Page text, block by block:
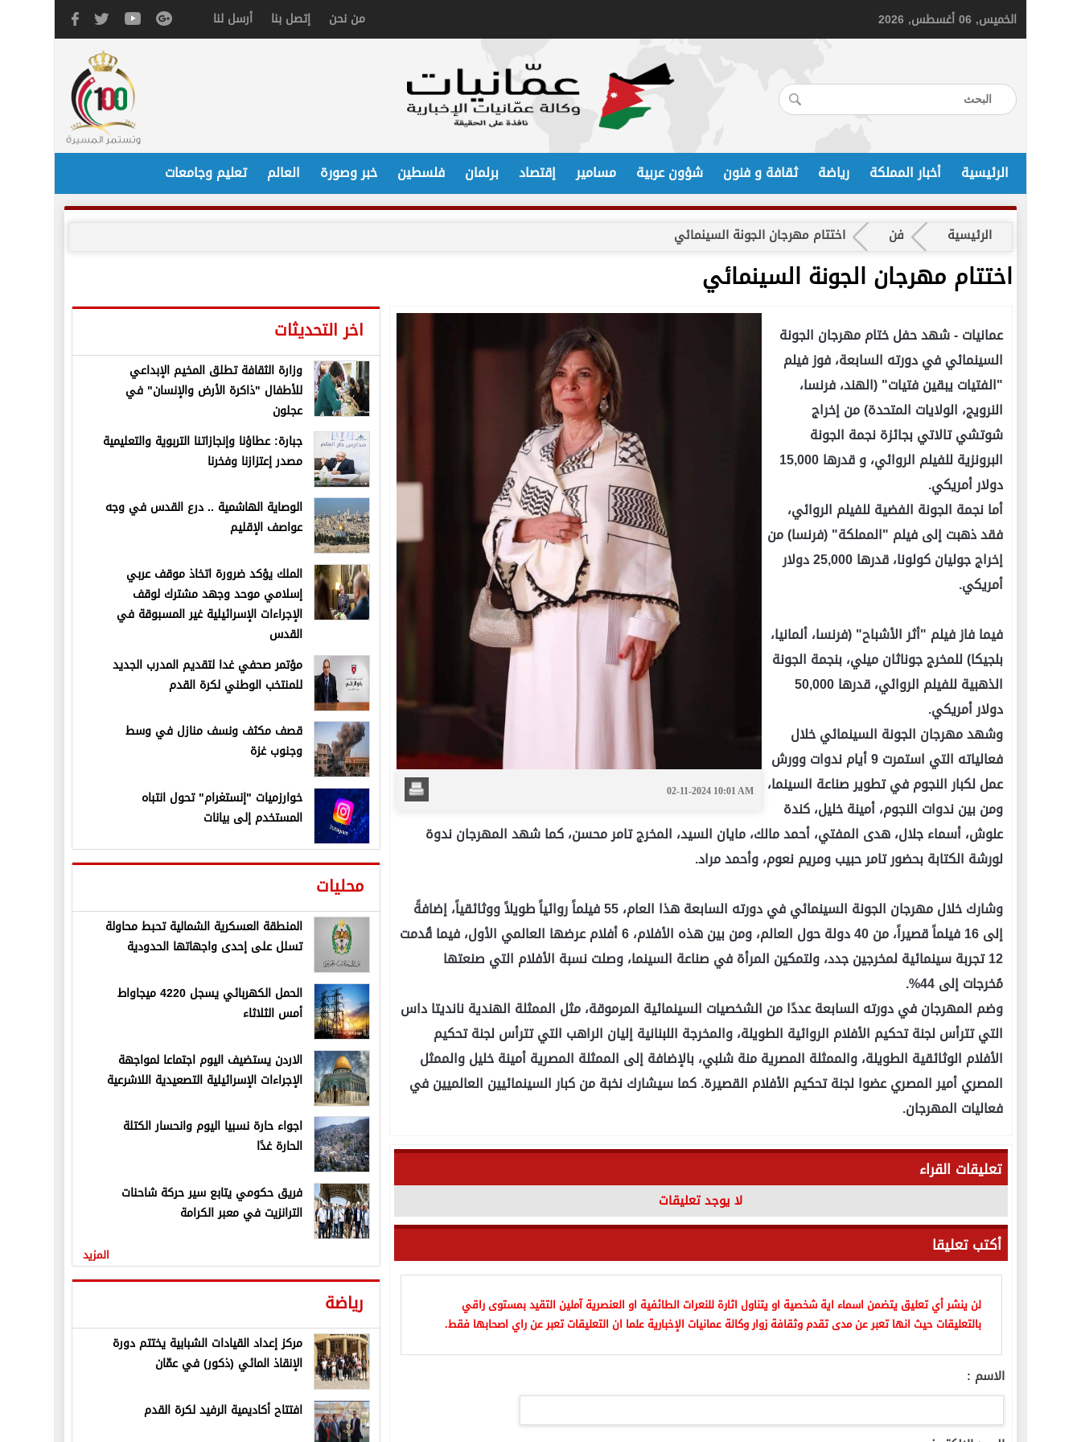
الخميس, 06 أغسطس, 2026 من نحن إتصل بنا أرسل لنا
الرئيسية أخبار المملكة رياضة ثقافة و فنون شؤون عربية مسامير إقتصاد برلمان فلسطين خبر وصورة العالم تعليم وجامعات
الرئيسية فن اختتام مهرجان الجونة السينمائي
اختتام مهرجان الجونة السينمائي
02-11-2024 10:01 AM
عمانيات -شهد حفل ختام مهرجان الجونة
السينمائي في دورته السابعة، فوز فيلم
"الفتيات يبقين فتيات" (الهند، فرنسا،
النرويج، الولايات المتحدة) من إخراج
شوتشي تالاتي بجائزة نجمة الجونة
البرونزية للفيلم الروائي، و قدرها 15,000
دولار أمريكي.
أما نجمة الجونة الفضية للفيلم الروائي،
فقد ذهبت إلى فيلم "المملكة" (فرنسا) من
إخراج جوليان كولونا، قدرها 25,000 دولار
أمريكي.
فيما فاز فيلم "أثر الأشباح" (فرنسا، ألمانيا،
بلجيكا) للمخرج جوناثان ميلي، بنجمة الجونة
الذهبية للفيلم الروائي، قدرها 50,000
دولار أمريكي.
وشهد مهرجان الجونة السينمائي خلال
فعالياته التي استمرت 9 أيام ندوات وورش
عمل لكبار النجوم في تطوير صناعة السينما،
ومن بين ندوات النجوم، أمينة خليل، كندة
علوش، أسماء جلال، هدى المفتي، أحمد مالك، مايان السيد، المخرج تامر محسن، كما شهد المهرجان ندوة
لورشة الكتابة بحضور تامر حبيب ومريم نعوم، وأحمد مراد.
وشارك خلال مهرجان الجونة السينمائي في دورته السابعة هذا العام، 55 فيلماً روائياً طويلاً ووثائقياً، إضافةً
إلى 16 فيلماً قصيراً، من 40 دولة حول العالم، ومن بين هذه الأفلام، 6 أفلام عرضها العالمي الأول، فيما قُدمت
12 تجربة سينمائية لمخرجين جدد، ولتمكين المرأة في صناعة السينما، وصلت نسبة الأفلام التي صنعتها
مُخرجات إلى 44%.
وضم المهرجان في دورته السابعة عددًا من الشخصيات السينمائية المرموقة، مثل الممثلة الهندية نانديتا داس
التي تترأس لجنة تحكيم الأفلام الروائية الطويلة، والمخرجة اللبنانية إليان الراهب التي تترأس لجنة تحكيم
الأفلام الوثائقية الطويلة، والممثلة المصرية منة شلبي، بالإضافة إلى الممثلة المصرية أمينة خليل والممثل
المصري أمير المصري عضوا لجنة تحكيم الأفلام القصيرة. كما سيشارك نخبة من كبار السينمائيين العالميين في
فعاليات المهرجان.
تعليقات القراء
لا يوجد تعليقات
أكتب تعليقا
لن ينشر أي تعليق يتضمن اسماء اية شخصية او يتناول اثارة للنعرات الطائفية او العنصرية آملين التقيد بمستوى راقي
بالتعليقات حيث انها تعبر عن مدى تقدم وثقافة زوار وكالة عمانيات الإخبارية علما ان التعليقات تعبر عن راي اصحابها فقط.
الاسم :
اخر التحديثات
وزارة الثقافة تطلق المخيم الإبداعي
للأطفال "ذاكرة الأرض والإنسان" في
عجلون
جبارة: عطاؤنا وإنجازاتنا التربوية والتعليمية
مصدر إعتزازنا وفخرنا
الوصاية الهاشمية .. درع القدس في وجه
عواصف الإقليم
الملك يؤكد ضرورة اتخاذ موقف عربي
إسلامي موحد وجهد مشترك لوقف
الإجراءات الإسرائيلية غير المسبوقة في
القدس
مؤتمر صحفي غدا لتقديم المدرب الجديد
للمنتخب الوطني لكرة القدم
قصف مكثف ونسف منازل في وسط
وجنوب غزة
خوارزميات "إنستغرام" تحول انتباه
المستخدم إلى بيانات
محليات
المنطقة العسكرية الشمالية تحبط محاولة
تسلل على إحدى واجهاتها الحدودية
الحمل الكهربائي يسجل 4220 ميجاواط
أمس الثلاثاء
الاردن يستضيف اليوم اجتماعا لمواجهة
الإجراءات الإسرائيلية التصعيدية اللاشرعية
اجواء حارة نسبيا اليوم وانحسار الكتلة
الحارة غدًا
فريق حكومي يتابع سير حركة شاحنات
الترانزيت في معبر الكرامة
المزيد
رياضة
مركز إعداد القيادات الشبابية يختتم دورة
الإنقاذ المائي (ذكور) في عمّان
افتتاح أكاديمية الرفيد لكرة القدم